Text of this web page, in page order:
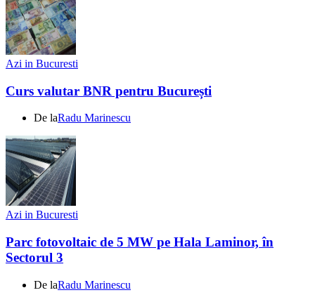
Azi in Bucuresti
Curs valutar BNR pentru București
De laRadu Marinescu
Azi in Bucuresti
Parc fotovoltaic de 5 MW pe Hala Laminor, în
Sectorul 3
De laRadu Marinescu